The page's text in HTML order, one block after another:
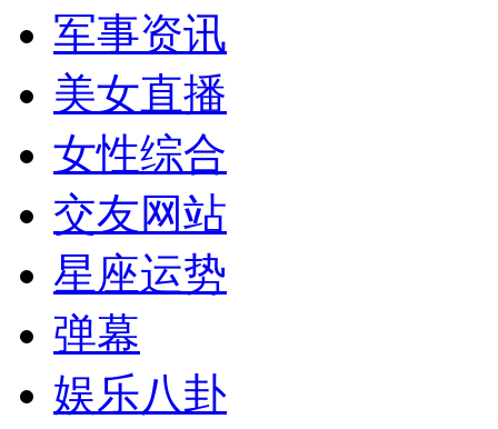
军事资讯
美女直播
女性综合
交友网站
星座运势
弹幕
娱乐八卦